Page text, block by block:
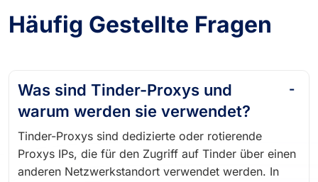
Häufig Gestellte Fragen
Was sind Tinder-Proxys und
warum werden sie verwendet?
Tinder-Proxys sind dedizierte oder rotierende
Proxys IPs, die für den Zugriff auf Tinder über einen
anderen Netzwerkstandort verwendet werden. In